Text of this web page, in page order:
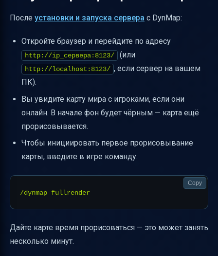
После установки и запуска сервера с DynMap:
Откройте браузер и перейдите по адресу
http://ip_сервера:8123/ (или
http://localhost:8123/ , если сервер на вашем
ПК).
Вы увидите карту мира с игроками, если они
онлайн. В начале фон будет чёрным — карта ещё
прорисовывается.
Чтобы инициировать первое прорисовывание
карты, введите в игре команду:
Copy
Дайте карте время прорисоваться — это может занять
несколько минут.